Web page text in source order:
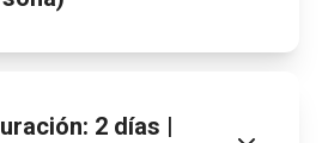
2 días |